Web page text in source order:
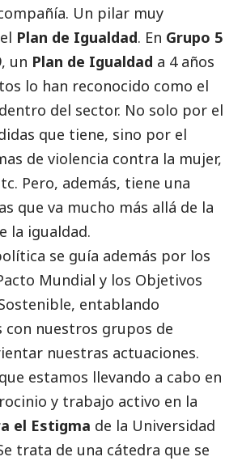
Un pilar muy
Plan de Igualdad. En Grupo 5
un Plan de Igualdad a 4 años
lo han reconocido como el
del sector. No solo por el
que tiene, sino por el
de violencia contra la mujer,
Pero, además, tiene una
que va mucho más allá de la
la igualdad.
se guía además por los
Mundial y los Objetivos
entablando
con nuestros grupos de
nuestras actuaciones.
estamos llevando a cabo en
y trabajo activo en la
el Estigma de la Universidad
trata de una cátedra que se